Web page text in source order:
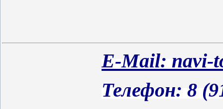
E-Mail: navi-
Телефон: 8